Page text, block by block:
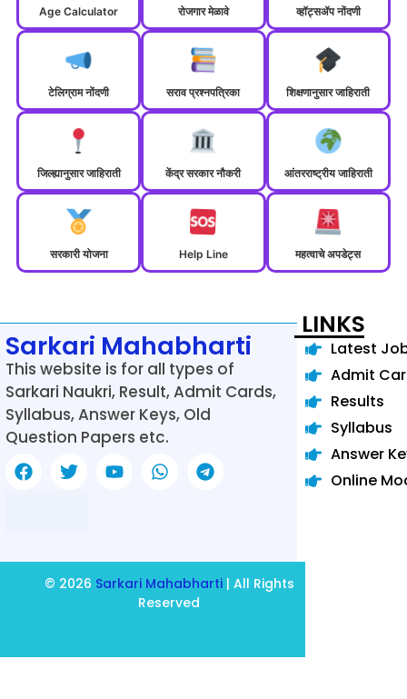
Age Calculator रोजगार मेळावे व्हॉट्सॲप नोंदणी
टेलिग्राम नोंदणी सराव प्रश्नपत्रिका शिक्षणानुसार जाहिराती
जिल्ह्यानुसार जाहिराती केंद्र सरकार नौकरी आंतरराष्ट्रीय जाहिराती
सरकारी योजना Help Line महत्वाचे अपडेट्स
Sarkari Mahabharti
This website is for all types of
Sarkari Naukri, Result, Admit Cards,
Syllabus, Answer Keys, Old
Question Papers etc.
LINKS
Latest
Admit
Results
Syllabus
Answer
Online
© 2026 Sarkari Mahabharti| All Rights
Reserved